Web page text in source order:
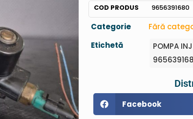
COD PRODUS 9656391680
Categorie
Fără
Etichetă
POMPA
Facebook